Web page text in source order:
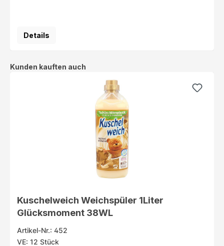
Details
Produktgalerie überspringen
Kunden kauften auch
Kuschelweich Weichspüler 1Liter
Glücksmoment 38WL
Artikel-Nr.: 452
VE: 12 Stück